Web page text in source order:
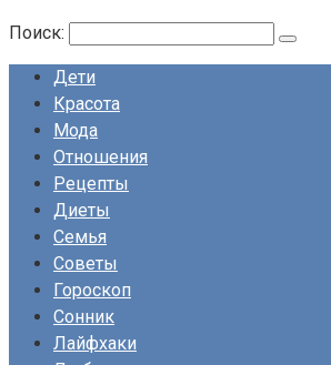
Поиск:
Дети
Красота
Мода
Отношения
Рецепты
Диеты
Семья
Советы
Гороскоп
Сонник
Лайфхаки